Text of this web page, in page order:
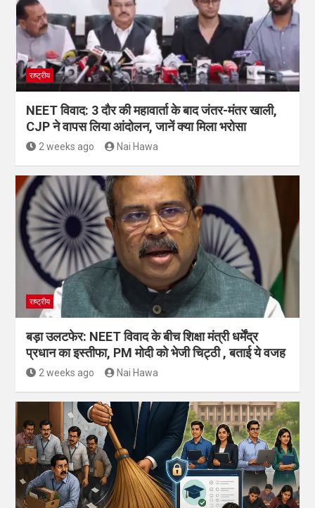
राष्ट्रीय
NEET विवाद: 3 दौर की महावार्ता के बाद जंतर-मंतर खाली,
CJP ने वापस लिया आंदोलन, जानें क्या मिला भरोसा
2 weeks ago Nai Hawa
राष्ट्रीय
बड़ा उलटफेर: NEET विवाद के बीच शिक्षा मंत्री धर्मेंद्र
प्रधान का इस्तीफा, PM मोदी को भेजी चिट्ठी , बताई ये वजह
2 weeks ago Nai Hawa